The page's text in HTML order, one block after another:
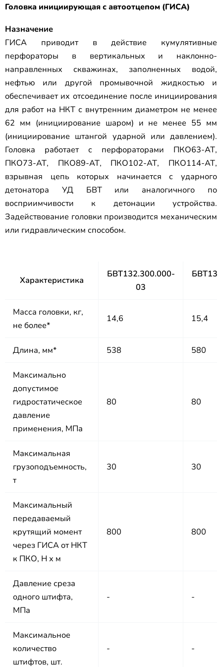
Головка инициирующая с автоотцепом (ГИСА)
Назначение
ГИСА приводит в действие кумулятивные
перфораторы в вертикальных и наклонно-
направленных скважинах, заполненных водой,
нефтью или другой промывочной жидкостью и
обеспечивает их отсоединение после инициирования
для работ на НКТ с внутренним диаметром не менее
62 мм (инициирование шаром) и не менее 55 мм
(инициирование штангой ударной или давлением).
Головка работает с перфораторами ПКО63-АТ,
ПКО73-АТ, ПКО89-АТ, ПКО102-АТ, ПКО114-АТ,
взрывная цепь которых начинается с ударного
детонатора УД БВТ или аналогичного по
восприимчивости к детонации устройства.
Задействование головки производится механическим
или гидравлическим способом.
Характеристика
БВТ132.300.000-
03
Масса головки, кг,
не более*
14,6 15,4
Длина, мм* 538 580
Максимально
допустимое
гидростатическое
давление
применения, МПа
80 80
Максимальная
грузоподъемность,
т
30 30
Максимальный
передаваемый
крутящий момент
через ГИСА от НКТ
к ПКО, H х м
800 800
Давление среза
одного штифта,
МПа
- -
Максимальное
количество
штифтов, шт.
- -